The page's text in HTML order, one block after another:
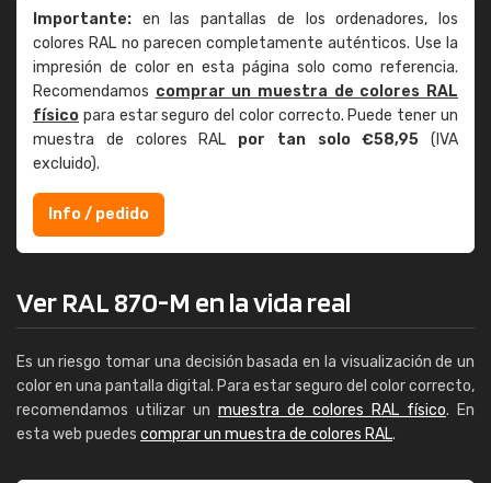
Importante: en las pantallas de los ordenadores, los
colores RAL no parecen completamente auténticos. Use la
impresión de color en esta página solo como referencia.
Recomendamos comprar un muestra de colores RAL
físico para estar seguro del color correcto. Puede tener un
muestra de colores RAL por tan solo €58,95 (IVA
excluido).
Info / pedido
Ver RAL 870-M en la vida real
Es un riesgo tomar una decisión basada en la visualización de un
color en una pantalla digital. Para estar seguro del color correcto,
recomendamos utilizar un muestra de colores RAL físico. En
esta web puedes comprar un muestra de colores RAL.